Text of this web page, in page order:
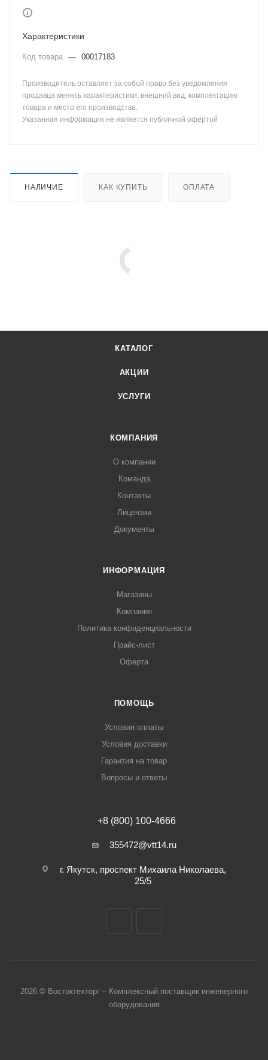
Характеристики
Код товара — 00017183
Производитель оставляет за собой право без уведомления
продавца менять характеристики, внешний вид, комплектацию
товара и место его производства.
Указанная информация не является публичной офертой
НАЛИЧИЕ КАК КУПИТЬ ОПЛАТА
КАТАЛОГ
АКЦИИ
УСЛУГИ
КОМПАНИЯ
О компании
Команда
Контакты
Лицензии
Документы
ИНФОРМАЦИЯ
Магазины
Компания
Политика конфиденциальности
Прайс-лист
Оферта
ПОМОЩЬ
Условия оплаты
Условия доставки
Гарантия на товар
Вопросы и ответы
+8 (800) 100-4666
355472@vtt14.ru
г. Якутск, проспект Михаила Николаева,
25/5
2026 © Востоктехторг – Комплексный поставщик инженерного
оборудования